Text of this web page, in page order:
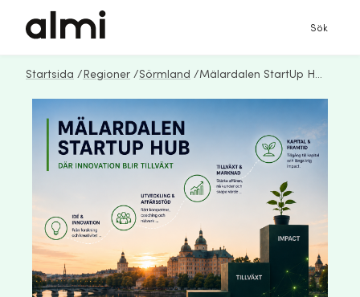
Sök
Startsida / Regioner /Sörmland / Mälardalen StartUp Hub